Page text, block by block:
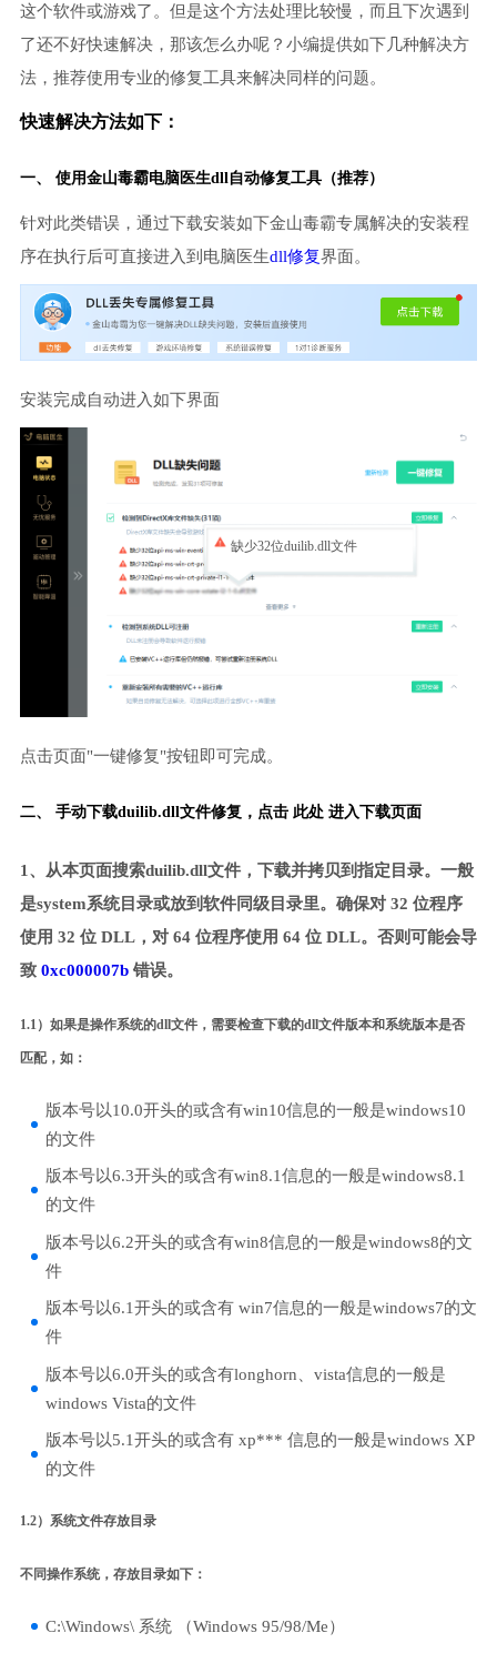
这个软件或游戏了。但是这个方法处理比较慢，而且下次遇到
了还不好快速解决，那该怎么办呢？小编提供如下几种解决方
法，推荐使用专业的修复工具来解决同样的问题。
快速解决方法如下：
一、 使用金山毒霸电脑医生dll自动修复工具（推荐）
针对此类错误，通过下载安装如下金山毒霸专属解决的安装程
序在执行后可直接进入到电脑医生dll修复界面。
安装完成自动进入如下界面
缺少32位duilib.dll文件
点击页面"一键修复"按钮即可完成。
二、 手动下载duilib.dll文件修复， 点击 此处 进入下载页面
1、从本页面搜索duilib.dll文件，下载并拷贝到指定目录。一般
是system系统目录或放到软件同级目录里。确保对 32 位程序
使用 32 位 DLL，对 64 位程序使用 64 位 DLL。否则可能会导
致 0xc000007b错误。
1.1）如果是操作系统的dll文件，需要检查下载的dll文件版本和系统版本是否
匹配，如：
版本号以10.0开头的或含有win10信息的一般是windows10
的文件
版本号以6.3开头的或含有win8.1信息的一般是windows8.1
的文件
版本号以6.2开头的或含有win8信息的一般是windows8的文
件
版本号以6.1开头的或含有 win7信息的一般是windows7的文
件
版本号以6.0开头的或含有longhorn、vista信息的一般是
windows Vista的文件
版本号以5.1开头的或含有 xp*** 信息的一般是windows XP
的文件
1.2）系统文件存放目录
不同操作系统，存放目录如下：
C:\Windows\ 系统 （Windows 95/98/Me）